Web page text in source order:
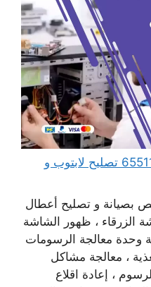
مهندس كمبيوتر صبحان 65511033 تصليح لابتوب و
بصيانة و تصليح أعطال
الزرقاء ، ظهور الشاشة
وحدة معالجة الرسومات
، معالجة مشاكل
، إعادة اقلاع